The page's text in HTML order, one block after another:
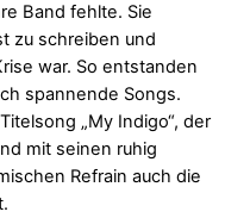
Band fehlte. Sie
zu schreiben und
war. So entstanden
spannende Songs.
„My Indigo“, der
mit seinen ruhig
Refrain auch die